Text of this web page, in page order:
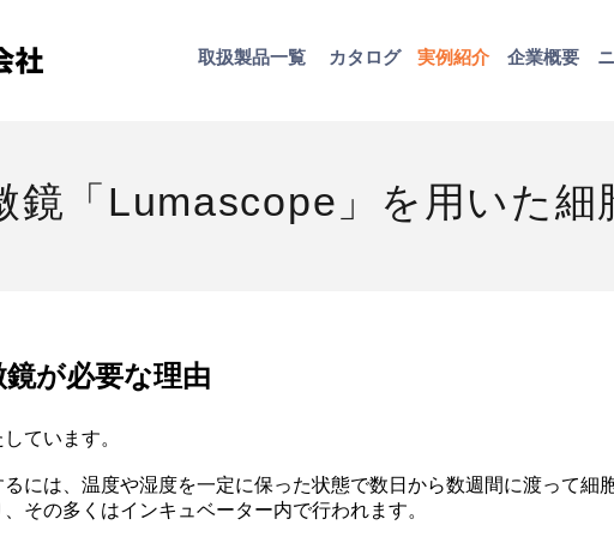
取扱​製品一覧 ​実例紹介
カタログ 企業概要
鏡「Lumascope」を用いた細
が必要な理由
ています。
には、温度や湿度を一定に保った状態で数日から数週間に渡って細
その多くはインキュベーター内で行われます。